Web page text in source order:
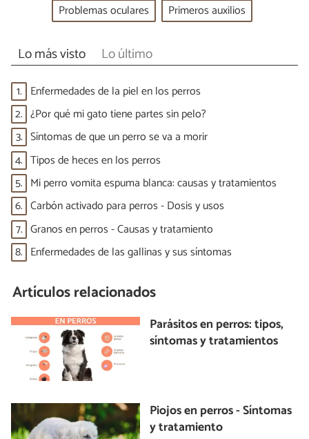
Problemas oculares
Primeros auxilios
Lo más visto Lo último
1. Enfermedades de la piel en los perros
2. ¿Por qué mi gato tiene partes sin pelo?
3. Síntomas de que un perro se va a morir
4. Tipos de heces en los perros
5. Mi perro vomita espuma blanca: causas y tratamientos
6. Carbón activado para perros - Dosis y usos
7. Granos en perros - Causas y tratamiento
8. Enfermedades de las gallinas y sus síntomas
Artículos relacionados
Parásitos en perros: tipos,
síntomas y tratamientos
Piojos en perros - Síntomas
y tratamiento